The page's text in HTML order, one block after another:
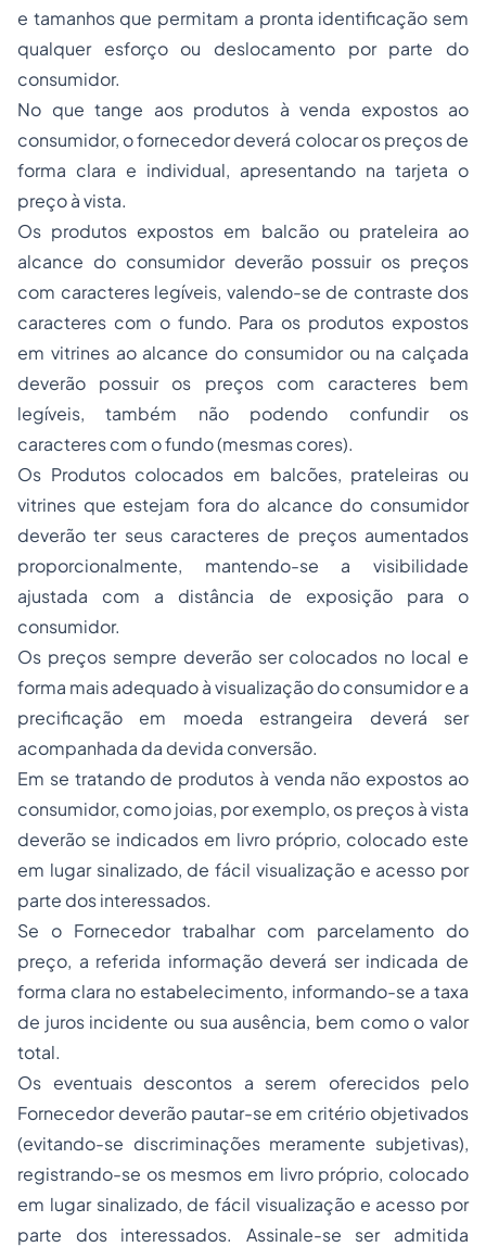
e tamanhos que permitam a pronta identificação sem
qualquer esforço ou deslocamento por parte do
consumidor.
No que tange aos produtos à venda expostos ao
consumidor, o fornecedor deverá colocar os preços de
forma clara e individual, apresentando na tarjeta o
preço à vista.
Os produtos expostos em balcão ou prateleira ao
alcance do consumidor deverão possuir os preços
com caracteres legíveis, valendo-se de contraste dos
caracteres com o fundo. Para os produtos expostos
em vitrines ao alcance do consumidor ou na calçada
deverão possuir os preços com caracteres bem
legíveis, também não podendo confundir os
caracteres com o fundo (mesmas cores).
Os Produtos colocados em balcões, prateleiras ou
vitrines que estejam fora do alcance do consumidor
deverão ter seus caracteres de preços aumentados
proporcionalmente, mantendo-se a visibilidade
ajustada com a distância de exposição para o
consumidor.
Os preços sempre deverão ser colocados no local e
forma mais adequado à visualização do consumidor e a
precificação em moeda estrangeira deverá ser
acompanhada da devida conversão.
Em se tratando de produtos à venda não expostos ao
consumidor, como joias, por exemplo, os preços à vista
deverão se indicados em livro próprio, colocado este
em lugar sinalizado, de fácil visualização e acesso por
parte dos interessados.
Se o Fornecedor trabalhar com parcelamento do
preço, a referida informação deverá ser indicada de
forma clara no estabelecimento, informando-se a taxa
de juros incidente ou sua ausência, bem como o valor
total.
Os eventuais descontos a serem oferecidos pelo
Fornecedor deverão pautar-se em critério objetivados
(evitando-se discriminações meramente subjetivas),
registrando-se os mesmos em livro próprio, colocado
em lugar sinalizado, de fácil visualização e acesso por
parte dos interessados. Assinale-se ser admitida